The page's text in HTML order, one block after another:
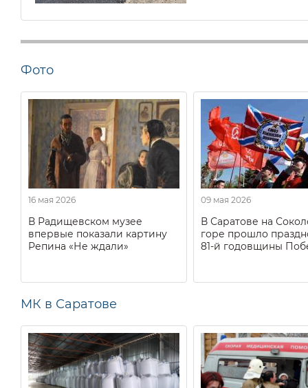
Фото
16 мая 2026
В Радищевском музее
впервые показали картину
Репина «Не ждали»
09 мая 2026
В Саратове на
горе прошло
81-й годовщины
МК в Саратове